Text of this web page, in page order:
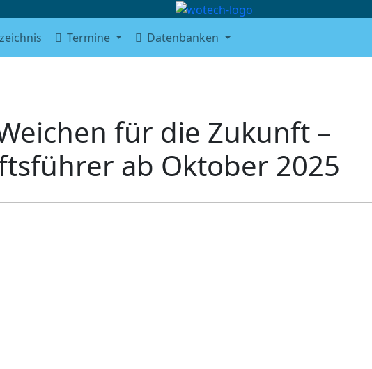
Termine Datenbanken
für die Zukunft –
ab Oktober 2025